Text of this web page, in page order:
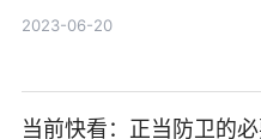
2023-06-20
当前快看：正当防卫的